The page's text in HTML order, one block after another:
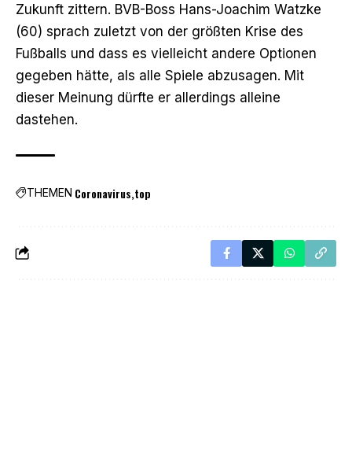
Zukunft zittern. BVB-Boss Hans-Joachim Watzke
(60) sprach zuletzt von der größten Krise des
Fußballs und dass es vielleicht andere Optionen
gegeben hätte, als alle Spiele abzusagen. Mit
dieser Meinung dürfte er allerdings alleine
dastehen.
THEMEN Coronavirus top